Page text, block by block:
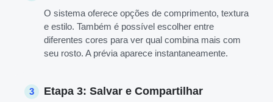
O sistema oferece opções de comprimento, textura
e estilo. Também é possível escolher entre
diferentes cores para ver qual combina mais com
seu rosto. A prévia aparece instantaneamente.
3 Etapa 3: Salvar e Compartilhar